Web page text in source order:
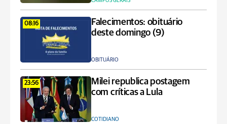
08:16
Falecimentos: obituário
deste domingo (9)
OBITUÁRIO
23:56
Milei republica postagem
com críticas a Lula
COTIDIANO